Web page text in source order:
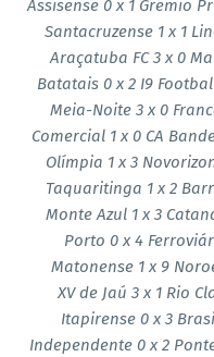
Assisense 0 x 1 Grêmio
Santacruzense 1 x 1
Araçatuba FC 3 x 0
Batatais 0 x 2 I9
Meia-Noite 3 x 0
Comercial 1 x 0 CA
Olímpia 1 x 3
Taquaritinga 1 x 2
Monte Azul 1 x 3
Porto 0 x 4
Matonense 1 x 9
XV de Jaú 3 x 1 Rio
Itapirense 0 x 3
Independente 0 x 2